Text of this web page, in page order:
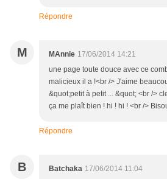
Répondre
M MAnnie 17/06/2014 14:21
une page toute douce avec ce
malicieux il a !<br /> J'aime
&quot;petit à petit ... &quot; <br />
ça me plaît bien ! hi ! hi ! <br />
Répondre
B Batchaka 17/06/2014 11:04